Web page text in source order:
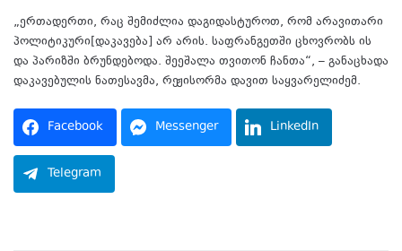
„ერთადერთი, რაც შემიძლია დაგიდასტუროთ, რომ არავითარი
პოლიტიკური[დაკავება] არ არის. საფრანგეთში ცხოვრობს ის
და პარიზში ბრუნდებოდა. შეეშალა თვითონ ჩანთა“, – განაცხადა
დაკავებულის ნათესავმა, რეჟისორმა დავით საყვარელიძემ.
Facebook Messenger LinkedIn
Telegram